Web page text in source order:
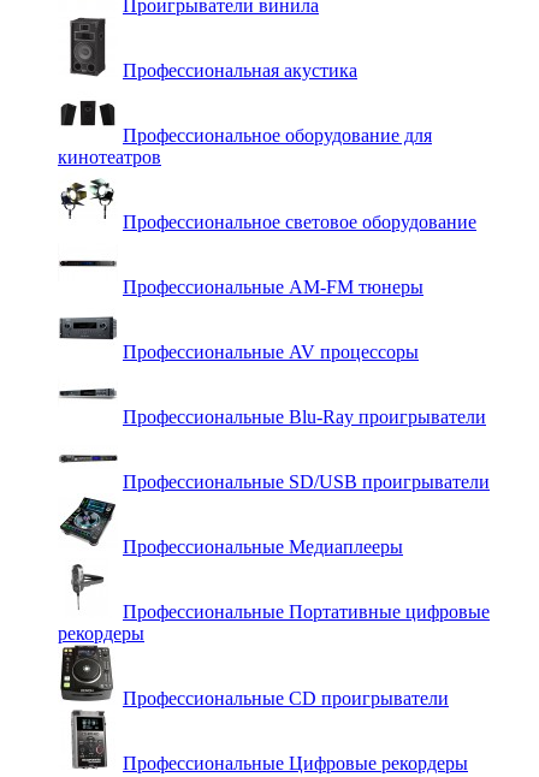
Проигрыватели винила
Профессиональная акустика
Профессиональное оборудование для
кинотеатров
Профессиональное световое оборудование
Профессиональные AM-FM тюнеры
Профессиональные AV процессоры
Профессиональные Blu-Ray проигрыватели
Профессиональные SD/USB проигрыватели
Профессиональные Медиаплееры
Профессиональные Портативные цифровые
рекордеры
Профессиональные СD проигрыватели
Профессиональные Цифровые рекордеры